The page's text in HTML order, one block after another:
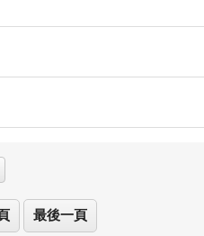
最後一頁